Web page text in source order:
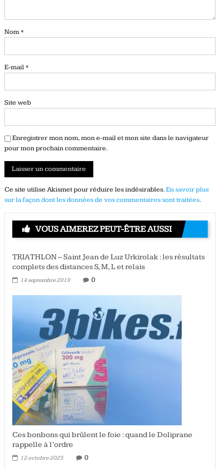
Nom *
E-mail *
Site web
Enregistrer mon nom, mon e-mail et mon site dans le navigateur
pour mon prochain commentaire.
Ce site utilise Akismet pour réduire les indésirables.En savoir plus
sur la façon dont les données de vos commentaires sont traitées.
VOUS AIMEREZ PEUT-ÊTRE AUSSI
TRIATHLON – Saint Jean de Luz Urkirolak : les résultats
complets des distances S, M, L et relais
14 septembre 2019 0
Ces bonbons qui brûlent le foie : quand le Doliprane
rappelle à l’ordre
12 octobre 2025 0